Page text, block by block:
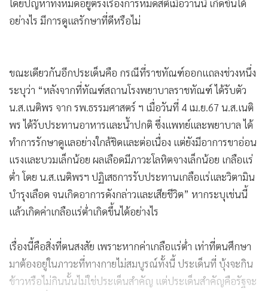
โดยปัญหาทั้งหมดอยู่ตรงเรื่องการหมดสติเมื่อวานนี้ เกิดขึ้นได้
อย่างไร มีการดูแลรักษาที่ดีหรือไม่
ขณะเดียวกันอีกประเด็นคือ กรณีที่ราชทัณฑ์ออกแถลงช่วงหนึ่ง
ระบุว่า “หลังจากที่ทัณฑ์สถานโรงพยาบาลราชทัณฑ์ ได้รับตัว
น.ส.เนติพร จาก รพ.ธรรมศาสตร์ ฯ เมื่อวันที่ 4 เม.ย.67 น.ส.เนติ
พร ได้รับประทานอาหารและน้ำปกติ ซึ่งแพทย์และพยาบาล ได้
ทำการรักษาดูแลอย่างใกล้ชิดและต่อเนื่อง แต่ยังมีอาการขาอ่อน
แรงและบวมเล็กน้อย ผลเลือดมีภาวะโลหิตจางเล็กน้อย เกลือแร่
ต่ำ โดย น.ส.เนติพรฯ ปฏิเสธการรับประทานเกลือแร่และวิตามิน
บำรุงเลือด จนเกิดอาการดังกล่าวและเสียชีวิต” หากระบุเช่นนี้
แล้วเกิดค่าเกลือแร่ต่ำเกิดขึ้นได้อย่างไร
เรื่องนี้คือสิ่งที่ตนสงสัย เพราะหากค่าเกลือแร่ต่ำ เท่าที่ตนศึกษา
มาต้องอยู่ในภาวะที่ทางกายไม่สมบูรณ์ทั้งนี้ ประเด็นที่ บุ้งจะกิน
ข้าวหรือไม่กินนั้นไม่ใช่ประเด็นสำคัญ แต่ประเด็นสำคัญคือรัฐจะ